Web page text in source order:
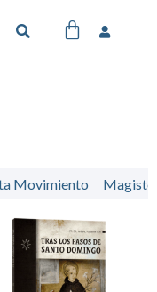
Movimiento